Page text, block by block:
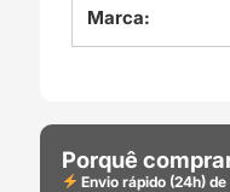
Marca:
Porquê
Envio rápido (24h)